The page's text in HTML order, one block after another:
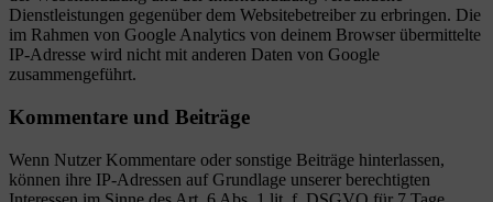
Dienstleistungen gegenüber dem Websitebetreiber zu erbringen. Die
im Rahmen von Google Analytics von deinem Browser übermittelte
IP-Adresse wird nicht mit anderen Daten von Google
zusammengeführt.
Kommentare und Beiträge
Wenn Nutzer Kommentare oder sonstige Beiträge hinterlassen,
können ihre IP-Adressen auf Grundlage unserer berechtigten